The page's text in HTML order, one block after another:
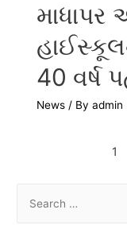
40
News / Byadmin
1